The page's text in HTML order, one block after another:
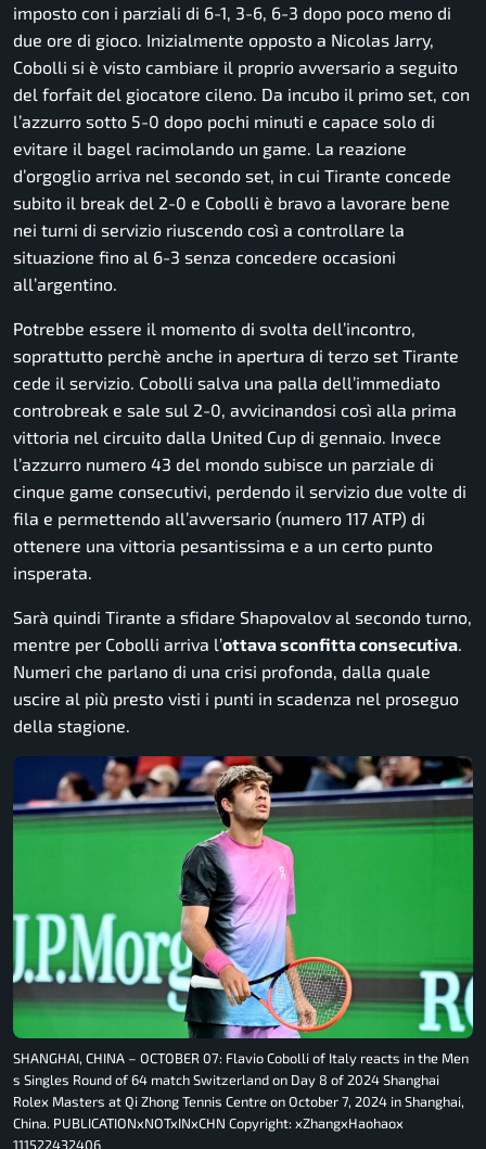
imposto con i parziali di 6-1, 3-6, 6-3 dopo poco meno di
due ore di gioco. Inizialmente opposto a Nicolas Jarry,
Cobolli si è visto cambiare il proprio avversario a seguito
del forfait del giocatore cileno. Da incubo il primo set, con
l’azzurro sotto 5-0 dopo pochi minuti e capace solo di
evitare il bagel racimolando un game. La reazione
d’orgoglio arriva nel secondo set, in cui Tirante concede
subito il break del 2-0 e Cobolli è bravo a lavorare bene
nei turni di servizio riuscendo così a controllare la
situazione fino al 6-3 senza concedere occasioni
all’argentino.
Potrebbe essere il momento di svolta dell’incontro,
soprattutto perchè anche in apertura di terzo set Tirante
cede il servizio. Cobolli salva una palla dell’immediato
controbreak e sale sul 2-0, avvicinandosi così alla prima
vittoria nel circuito dalla United Cup di gennaio. Invece
l’azzurro numero 43 del mondo subisce un parziale di
cinque game consecutivi, perdendo il servizio due volte di
fila e permettendo all’avversario (numero 117 ATP) di
ottenere una vittoria pesantissima e a un certo punto
insperata.
Sarà quindi Tirante a sfidare Shapovalov al secondo turno,
mentre per Cobolli arriva l’ottava sconfitta consecutiva.
Numeri che parlano di una crisi profonda, dalla quale
uscire al più presto visti i punti in scadenza nel proseguo
della stagione.
SHANGHAI, CHINA – OCTOBER 07: Flavio Cobolli of Italy reacts in the Men
s Singles Round of 64 match Switzerland on Day 8 of 2024 Shanghai
Rolex Masters at Qi Zhong Tennis Centre on October 7, 2024 in Shanghai,
China. PUBLICATIONxNOTxINxCHN Copyright: xZhangxHaohaox
111522432406